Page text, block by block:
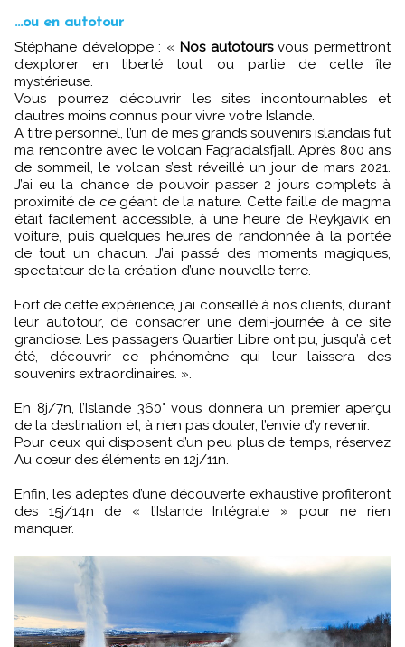
...ou en autotour
Stéphane développe : « Nos autotoursvous permettront
d’explorer en liberté tout ou partie de cette île
mystérieuse.
Vous pourrez découvrir les sites incontournables et
d’autres moins connus pour vivre votre Islande.
A titre personnel, l’un de mes grands souvenirs islandais fut
ma rencontre avec le volcan Fagradalsfjall. Après 800 ans
de sommeil, le volcan s’est réveillé un jour de mars 2021.
J’ai eu la chance de pouvoir passer 2 jours complets à
proximité de ce géant de la nature. Cette faille de magma
était facilement accessible, à une heure de Reykjavik en
voiture, puis quelques heures de randonnée à la portée
de tout un chacun. J’ai passé des moments magiques,
spectateur de la création d’une nouvelle terre.
Fort de cette expérience, j’ai conseillé à nos clients, durant
leur autotour, de consacrer une demi-journée à ce site
grandiose. Les passagers Quartier Libre ont pu, jusqu’à cet
été, découvrir ce phénomène qui leur laissera des
souvenirs extraordinaires. ».
En 8j/7n, l’Islande 360° vous donnera un premier aperçu
de la destination et, à n’en pas douter, l’envie d’y revenir.
Pour ceux qui disposent d’un peu plus de temps, réservez
Au cœur des éléments en 12j/11n.
Enfin, les adeptes d’une découverte exhaustive profiteront
des 15j/14n de « l’Islande Intégrale » pour ne rien
manquer.